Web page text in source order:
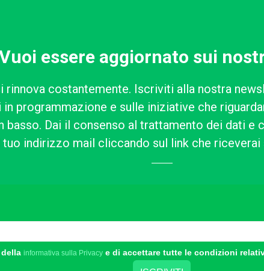
essere aggiornato sui
rinnova costantemente. Iscriviti alla nostra
programmazione e sulle iniziative che
basso. Dai il consenso al trattamento dei dati e
indirizzo mail cliccando sul link che riceverai
informativa sulla Privacy e di accettare tutte le condizioni